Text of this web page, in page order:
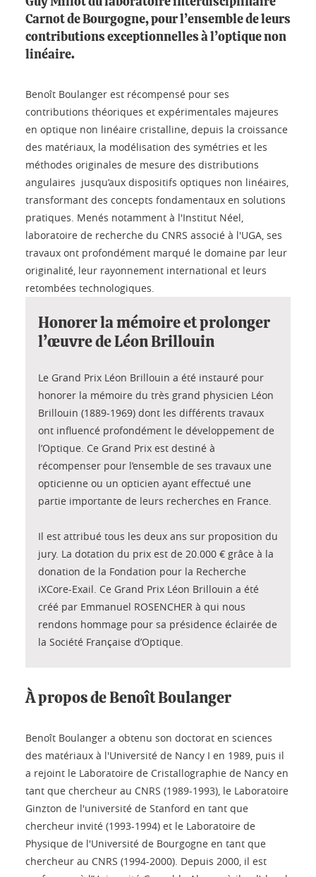
Carnot de Bourgogne, pour l’ensemble de leurs
contributions exceptionnelles à l’optique non
linéaire.
Benoît Boulanger est récompensé pour ses
contributions théoriques et expérimentales majeures
en optique non linéaire cristalline, depuis la croissance
des matériaux, la modélisation des symétries et les
méthodes originales de mesure des distributions
angulaires jusqu’aux dispositifs optiques non linéaires,
transformant des concepts fondamentaux en solutions
pratiques. Menés notamment à l'Institut Néel,
laboratoire de recherche du CNRS associé à l'UGA, ses
travaux ont profondément marqué le domaine par leur
originalité, leur rayonnement international et leurs
retombées technologiques.
Honorer la mémoire et prolonger
l’œuvre de Léon Brillouin
Le Grand Prix Léon Brillouin a été instauré pour
honorer la mémoire du très grand physicien Léon
Brillouin (1889-1969) dont les différents travaux
ont influencé profondément le développement de
l’Optique. Ce Grand Prix est destiné à
récompenser pour l’ensemble de ses travaux une
opticienne ou un opticien ayant effectué une
partie importante de leurs recherches en France.
Il est attribué tous les deux ans sur proposition du
jury. La dotation du prix est de 20.000 € grâce à la
donation de la Fondation pour la Recherche
iXCore-Exail. Ce Grand Prix Léon Brillouin a été
créé par Emmanuel ROSENCHER à qui nous
rendons hommage pour sa présidence éclairée de
la Société Française d’Optique.
À propos de Benoît Boulanger
Benoît Boulanger a obtenu son doctorat en sciences
des matériaux à l'Université de Nancy I en 1989, puis il
a rejoint le Laboratoire de Cristallographie de Nancy en
tant que chercheur au CNRS (1989-1993), le Laboratoire
Ginzton de l'université de Stanford en tant que
chercheur invité (1993-1994) et le Laboratoire de
Physique de l'Université de Bourgogne en tant que
chercheur au CNRS (1994-2000). Depuis 2000, il est